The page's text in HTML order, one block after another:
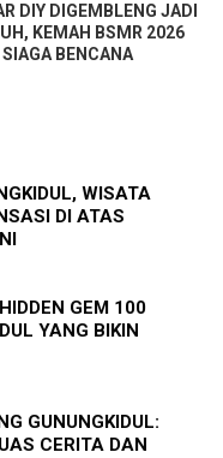
DIY DIGEMBLENG JADI
KEMAH BSMR 2026
BENCANA
WISATA
DI ATAS
GEM 100
YANG BIKIN
GUNUNGKIDUL:
CERITA DAN